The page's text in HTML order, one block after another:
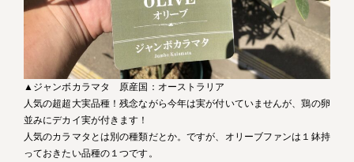
▲ジャンボカラマタ 原産国：オーストラリア
人気の超超大実品種！残念ながら今年は実が付いていませんが、鶏の卵
並みにデカイ実が付きます！
人気のカラマタとは別の種類だとか。ですが、オリーブファンは１鉢持
っておきたい品種の１つです。